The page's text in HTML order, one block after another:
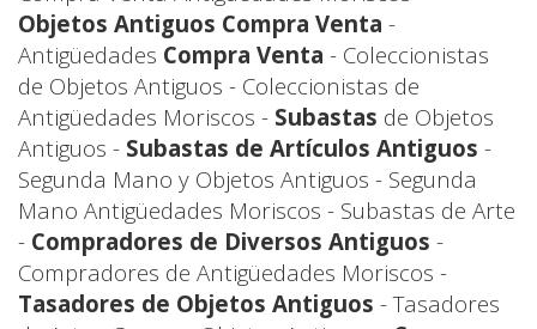
Objetos Antiguos Compra Venta -
Antigüedades Compra Venta - Coleccionistas
de Objetos Antiguos - Coleccionistas de
Antigüedades Moriscos - Subastas de Objetos
Antiguos - Subastas de Artículos Antiguos -
Segunda Mano y Objetos Antiguos - Segunda
Mano Antigüedades Moriscos - Subastas de Arte
- Compradores de Diversos Antiguos -
Compradores de Antigüedades Moriscos -
Tasadores de Objetos Antiguos - Tasadores